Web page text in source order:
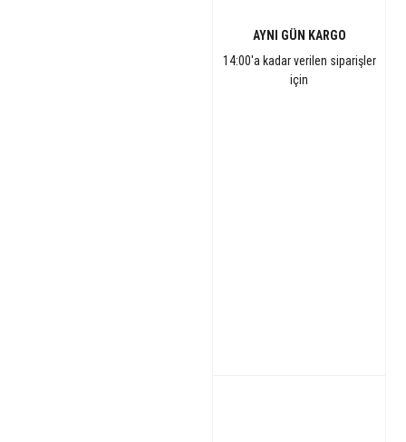
AYNI GÜN KARGO
14:00'a kadar verilen siparişler
için